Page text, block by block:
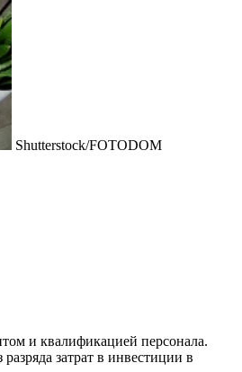
Shutterstock/FOTODOM
и квалификацией персонала.
затрат в инвестиции в